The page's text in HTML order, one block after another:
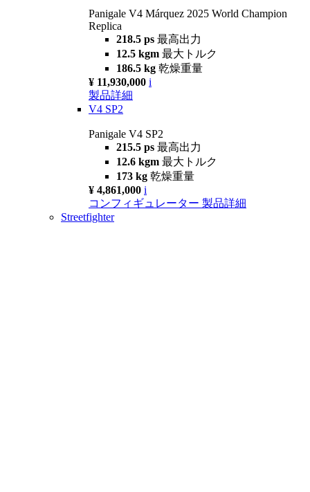
Panigale V4 Márquez 2025 World Champion
Replica
218.5 ps 最高出力
12.5 kgm 最大トルク
186.5 kg 乾燥重量
¥ 11,930,000 i
製品詳細
V4 SP2
Panigale V4 SP2
215.5 ps 最高出力
12.6 kgm 最大トルク
173 kg 乾燥重量
¥ 4,861,000 i
コンフィギュレーター 製品詳細
Streetfighter